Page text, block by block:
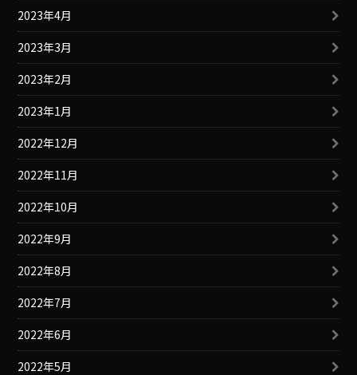
2023年4月
2023年3月
2023年2月
2023年1月
2022年12月
2022年11月
2022年10月
2022年9月
2022年8月
2022年7月
2022年6月
2022年5月